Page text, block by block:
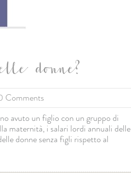
donne?
Comments
avuto un figlio con un gruppo di
maternità, i salari lordi annuali delle
donne senza figli rispetto al